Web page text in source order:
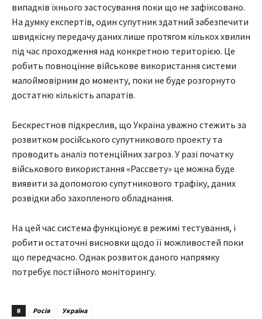
випадків їхнього застосування поки що не зафіксовано.
На думку експертів, один супутник здатний забезпечити
швидкісну передачу даних лише протягом кількох хвилин
під час проходження над конкретною територією. Це
робить повноцінне військове використання системи
малоймовірним до моменту, поки не буде розгорнуто
достатню кількість апаратів.
Бескрестнов підкреслив, що Україна уважно стежить за
розвитком російського супутникового проекту та
проводить аналіз потенційних загроз. У разі початку
військового використання «Рассвету» це можна буде
виявити за допомогою супутникового трафіку, даних
розвідки або захопленого обладнання.
На цей час система функціонує в режимі тестування, і
робити остаточні висновки щодо її можливостей поки
що передчасно. Однак розвиток даного напрямку
потребує постійного моніторингу.
# Росія Україна